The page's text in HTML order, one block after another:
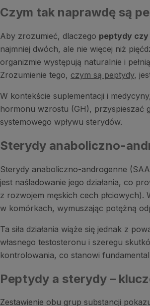
Czym tak naprawdę są
Aby zrozumieć, dlaczego peptydy
najmniej dwóch, ale nie więcej niż
organizmie występują naturalnie i
Zrozumienie tego, czym są peptydy,
W kontekście suplementacji i
hormonu wzrostu (GH), przyspieszać
systemowego wpływu sterydów.
Sterydy anaboliczno-
Sterydy anaboliczno-androgenne
jest naśladowanie jego działania, co
z rozwojem męskich cech płciowych).
w komórkach, wymuszając potężną
Ta siła działania wiąże się jednak z
własnego testosteronu i szeregu
kontrolowania, co stanowi
Peptydy a sterydy –
Zestawienie obu grup substancji